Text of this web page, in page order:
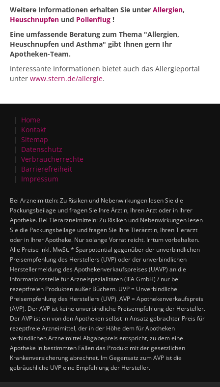
Weitere Informationen erhalten Sie unter Allergien,
Heuschnupfen und Pollenflug !
Eine umfassende Beratung zum Thema "Allergien,
Heuschnupfen und Asthma" gibt Ihnen gern Ihr
Apotheken-Team.
Interessante Informationen bietet auch das Allergieportal
unter www.stern.de/allergie.
Home
Kontakt
Sitemap
Datenschutz
Verbraucherrechte
Barrierefreiheit
Impressum
Bei Arzneimitteln: Zu Risiken und Nebenwirkungen lesen Sie die
Packungsbeilage und fragen Sie Ihre Ärztin, Ihren Arzt oder in Ihrer
Apotheke. Bei Tierarzneimitteln: Zu Risiken und Nebenwirkungen lesen
Sie die Packungsbeilage und fragen Sie Ihre Tierärztin, Ihren Tierarzt
oder in Ihrer Apotheke. Nur solange Vorrat reicht. Irrtum vorbehalten.
Alle Preise inkl. MwSt. * Sparpotential gegenüber der unverbindlichen
Preisempfehlung des Herstellers (UVP) oder der unverbindlichen
Herstellermeldung des Apothekenverkaufspreises (UAVP) an die
Informationsstelle für Arzneispezialitäten (IFA GmbH) / nur bei
rezeptfreien Produkten außer Büchern. UVP = Unverbindliche
Preisempfehlung des Herstellers (UVP). AVP = Apothekenverkaufspreis
(AVP). Der AVP ist keine unverbindliche Preisempfehlung der Hersteller.
Der AVP ist ein von den Apotheken selbst in Ansatz gebrachter Preis für
rezeptfreie Arzneimittel, der in der Höhe dem für Apotheken
verbindlichen Arzneimittel Abgabepreis entspricht, zu dem eine
Apotheke in bestimmten Fällen das Produkt mit der gesetzlichen
Krankenversicherung abrechnet. Im Gegensatz zum AVP ist die
gebräuchliche UVP eine Empfehlung der Hersteller.